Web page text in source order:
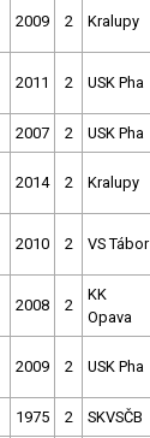
2009 2 Kralupy
2011 2 USK Pha
2007 2 USK Pha
2014 2 Kralupy
2010 2 VS Tábor
2008 2
KK
Opava
2009 2 USK Pha
1975 2 SKVSČB